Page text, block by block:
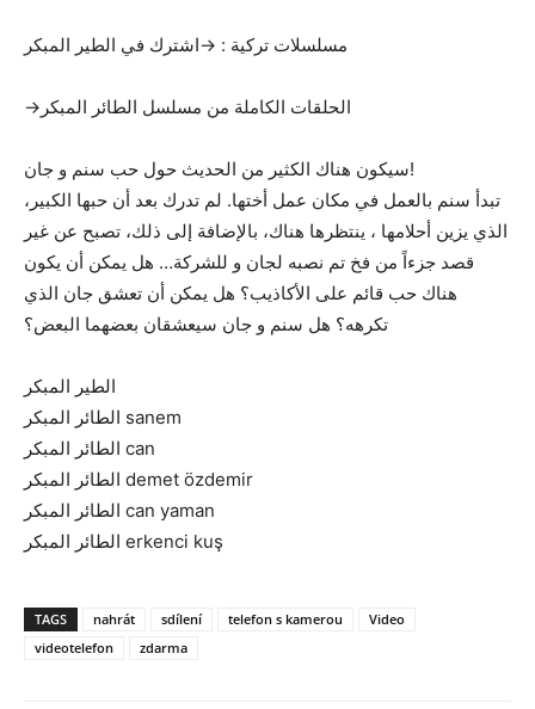
مسلسلات تركية : →اشترك في الطير المبكر
→الحلقات الكاملة من مسلسل الطائر المبكر
سيكون هناك الكثير من الحديث حول حب سنم و جان!
تبدأ سنم بالعمل في مكان عمل أختها. لم تدرك بعد أن حبها الكبير،
الذي يزين أحلامها ، ينتظرها هناك، بالإضافة إلى ذلك، تصبح عن غير
قصد جزءاً من فخ تم نصبه لجان و للشركة… هل يمكن أن يكون
هناك حب قائم على الأكاذيب؟ هل يمكن أن تعشق جان الذي
تكرهه؟ هل سنم و جان سيعشقان بعضهما البعض؟
الطير المبكر
الطائر المبكر sanem
الطائر المبكر can
الطائر المبكر demet özdemir
الطائر المبكر can yaman
الطائر المبكر erkenci kuş
TAGS nahrát sdílení telefon s kamerou
Video
videotelefon
zdarma